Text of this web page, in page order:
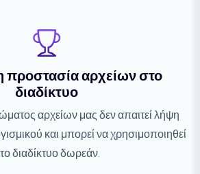
προστασία αρχείων στο
διαδίκτυο
αρχείων μας δεν απαιτεί λήψη
και μπορεί να χρησιμοποιηθεί
διαδίκτυο δωρεάν.